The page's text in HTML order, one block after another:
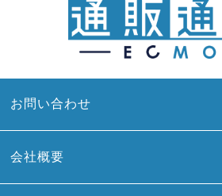
お問い合わせ
会社概要